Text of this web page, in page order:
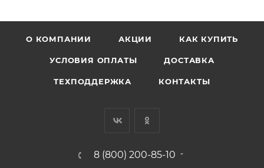
О КОМПАНИИ АКЦИИ КАК КУПИТЬ
УСЛОВИЯ ОПЛАТЫ ДОСТАВКА
ТЕХПОДДЕРЖКА КОНТАКТЫ
8 (800) 200-85-10